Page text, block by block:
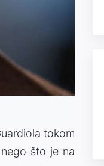
tokom
što je na